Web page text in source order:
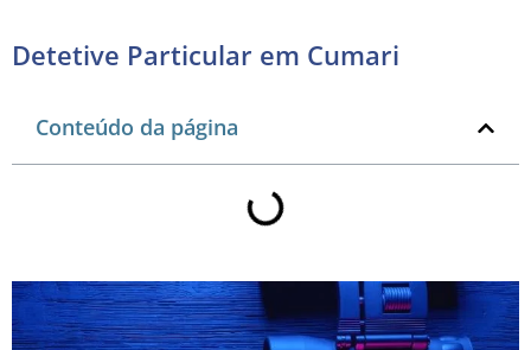
Detetive Particular em Cumari
Conteúdo da página